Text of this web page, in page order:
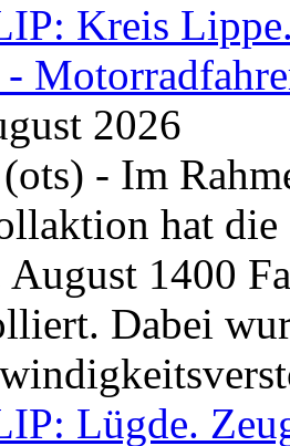
Kreis
-
2026
- Im
hat die
1400
Dabei
Lügde.